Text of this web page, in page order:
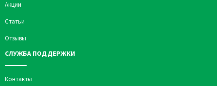
Акции
Статьи
Отзывы
СЛУЖБА ПОДДЕРЖКИ
Контакты